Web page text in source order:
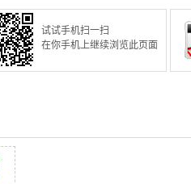
试试手机扫一扫
在你手机上继续浏览此页面